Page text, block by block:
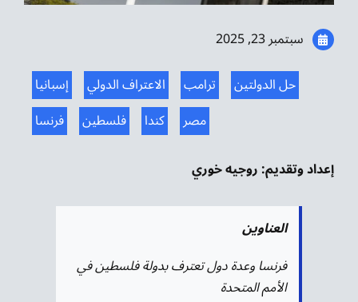
سبتمبر 23, 2025
إسبانيا
الاعتراف الدولي ترامب
حل الدولتين
فرنسا
فلسطين كندا
مصر
إعداد وتقديم: روجيه خوري
العناوين
فرنسا وعدة دول تعترف بدولة فلسطين في
الأمم المتحدة